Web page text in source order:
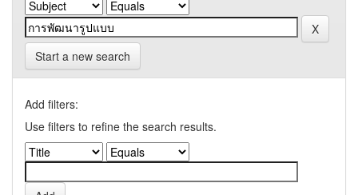
Start a new search
Add filters:
Use filters to refine the search results.